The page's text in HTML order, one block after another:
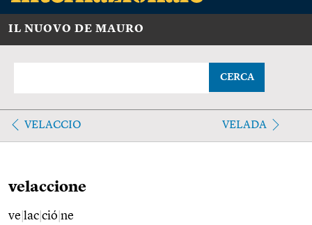
IL NUOVO DE MAURO
CERCA
VELACCIO VELADA
velaccione
ve lac ció ne